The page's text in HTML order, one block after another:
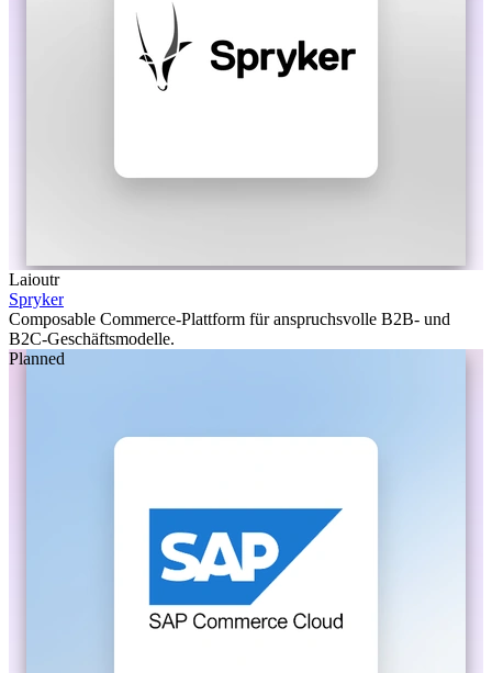
Laioutr
Spryker
Composable Commerce-Plattform für anspruchsvolle B2B- und
B2C-Geschäftsmodelle.
Planned